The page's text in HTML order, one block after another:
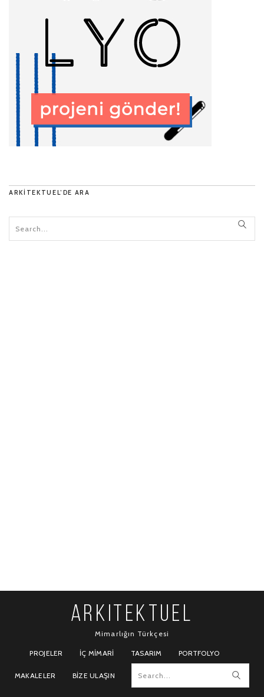
ARKITEKTUEL’DE ARA
ARKITEKTUEL
Mimarlığın Türkçesi
PROJELER İÇ MIMARI TASARIM PORTFOLYO
MAKALELER BIZE ULAŞIN